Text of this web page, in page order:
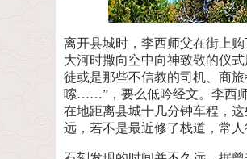
离开县城时，李西师父在街上
大河时撒向空中向神致敬的仪
徒或是那些不信教的司机、商
嗦……”，要么低吟经文。李西
在地距离县城十几分钟车程，
远，若不是最近修了栈道，常